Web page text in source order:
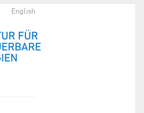
English